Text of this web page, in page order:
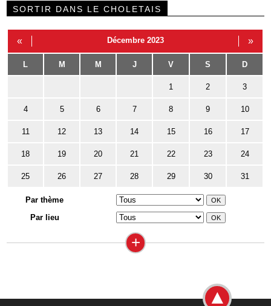
SORTIR DANS LE CHOLETAIS
« Décembre 2023 »
L M M J V S D
1 2 3
4 5 6 7 8 9 10
11 12 13 14 15 16 17
18 19 20 21 22 23 24
25 26 27 28 29 30 31
Par thème
Par lieu
+